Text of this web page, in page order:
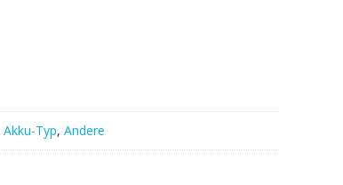
Akku-Typ, Andere